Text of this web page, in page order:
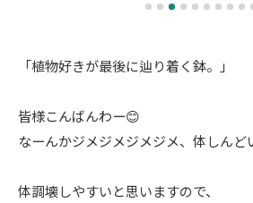
「植物好きが最後に辿り着く鉢。」
皆様こんばんわー😊
なーんかジメジメジメジメ、体しんど
体調壊しやすいと思いますので、